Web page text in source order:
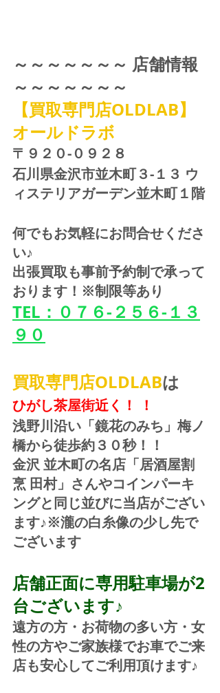
～～～～～～～ 店舗情報
～～～～～～～
【買取専門店OLDLAB】
オールドラボ
〒９２０-０９２８
石川県金沢市並木町３-１３ ウ
ィステリアガーデン並木町１階
何でもお気軽にお問合せくださ
い♪
出張買取も事前予約制で承って
おります！※制限等あり
TEL：０７６-２５６-１３
９０
買取専門店OLDLABは
ひがし茶屋街近く！ ！
浅野川沿い「鏡花のみち」梅ノ
橋から徒歩約３０秒！！
金沢 並木町の名店「居酒屋割
烹 田村」さんやコインパーキ
ングと同じ並びに当店がござい
ます♪※瀧の白糸像の少し先で
ございます
店舗正面に専用駐車場が2
台ございます♪
遠方の方・お荷物の多い方・女
性の方やご家族様でお車でご来
店も安心してご利用頂けます♪